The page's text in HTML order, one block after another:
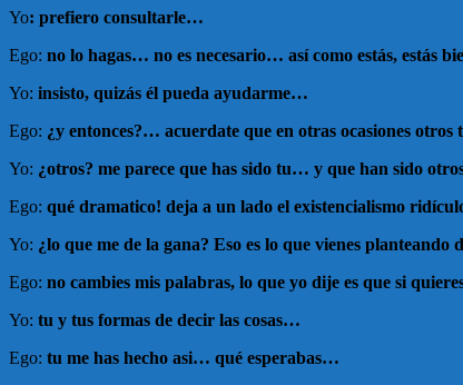
Yo: prefiero consultarle…
Ego: no lo hagas… no es necesario… así como estás, estás
Yo: insisto, quizás él pueda ayudarme…
Ego: ¿y entonces?… acuerdate que en otras ocasiones
Yo: ¿otros? me parece que has sido tu… y que han sido
Ego: qué dramatico! deja a un lado el existencialismo
Yo: ¿lo que me de la gana? Eso es lo que vienes planteando
Ego: no cambies mis palabras, lo que yo dije es que si
Yo: tu y tus formas de decir las cosas…
Ego: tu me has hecho asi… qué esperabas…